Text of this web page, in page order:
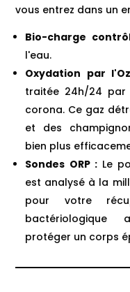
vous entrez dans un
Bio-charge
l'eau.
Oxydation par
traitée 24h/24
corona. Ce gaz
et des
bien plus
Sondes ORP :Le
est analysé à la
pour votre
bactériologique
protéger un corps